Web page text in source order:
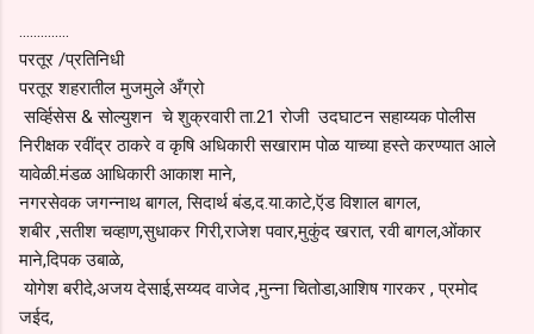
..............
परतूर /प्रतिनिधी
परतूर शहरातील मुजमुले अँग्रो
सर्व्हिसेस & सोल्युशन चे शुक्रवारी ता.21 रोजी उदघाटन सहाय्यक पोलीस
निरीक्षक रवींद्र ठाकरे व कृषि अधिकारी सखाराम पोळ याच्या हस्ते करण्यात आले
यावेळी.मंडळ आधिकारी आकाश माने,
नगरसेवक जगन्नाथ बागल, सिदार्थ बंड,द.या.काटे,ऍड विशाल बागल,
शबीर ,सतीश चव्हाण,सुधाकर गिरी,राजेश पवार,मुकुंद खरात, रवी बागल,ओंकार
माने,दिपक उबाळे,
योगेश बरीदे,अजय देसाई,सय्यद वाजेद ,मुन्ना चितोडा,आशिष गारकर , प्रमोद
जईद,